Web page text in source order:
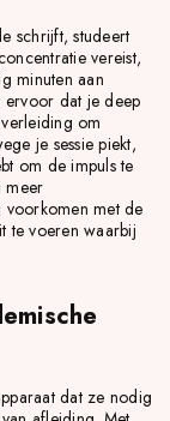
schrijft, studeert
vereist,
minuten aan
dat je deep
om
je sessie piekt,
om de impuls te
meer
met de
te voeren waarbij
dat ze nodig